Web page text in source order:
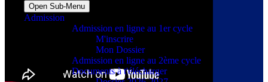
Open Sub-Menu
Admission
Admission en ligne au 1er cycle
M'inscrire
Mon Dossier
Admission en ligne au 2ème cycle
Documents à t'élécharger